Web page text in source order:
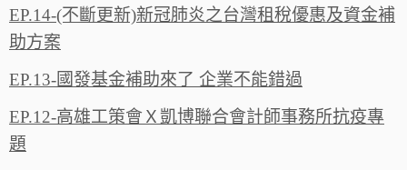
EP.14-(不斷更新)新冠肺炎之台灣租稅優惠及資金補
助方案
EP.13-國發基金補助來了 企業不能錯過
EP.12-高雄工策會Ｘ凱博聯合會計師事務所抗疫專
題